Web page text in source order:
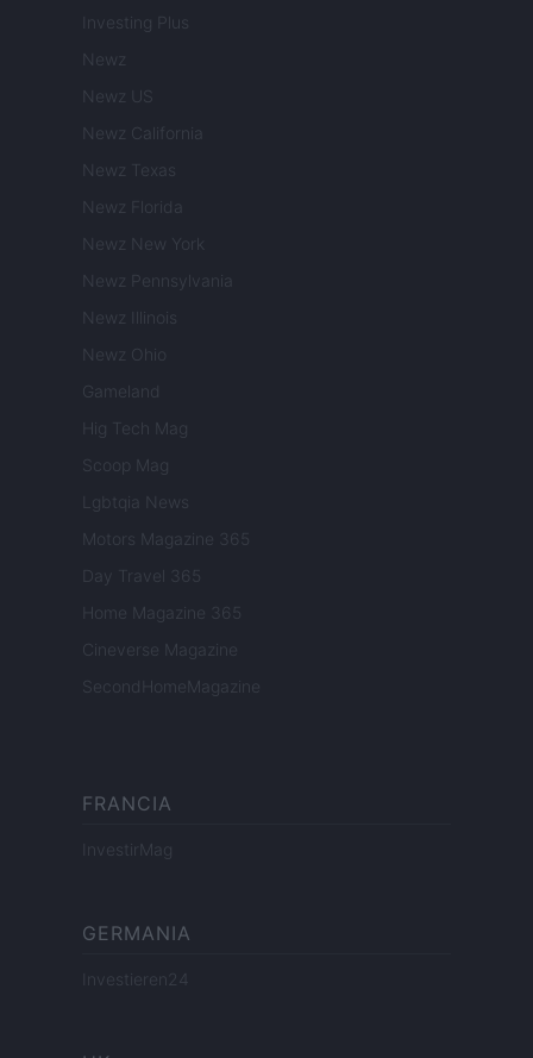
Investing Plus
Newz
Newz US
Newz California
Newz Texas
Newz Florida
Newz New York
Newz Pennsylvania
Newz Illinois
Newz Ohio
Gameland
Hig Tech Mag
Scoop Mag
Lgbtqia News
Motors Magazine 365
Day Travel 365
Home Magazine 365
Cineverse Magazine
SecondHomeMagazine
FRANCIA
InvestirMag
GERMANIA
Investieren24